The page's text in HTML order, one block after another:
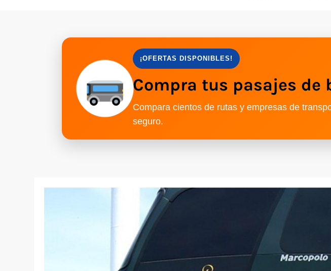
¡OFERTAS DISPONIBLES!
Compra tus pasajes de
Compara cientos de rutas y empresas de
seguro.